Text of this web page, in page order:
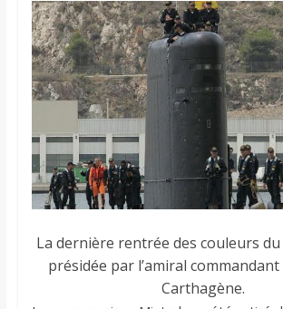
La dernière rentrée des couleurs
présidée par l’amiral
Carthagène.